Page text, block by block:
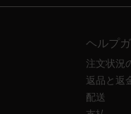
ヘルプ
注文状況
返品と返
配送